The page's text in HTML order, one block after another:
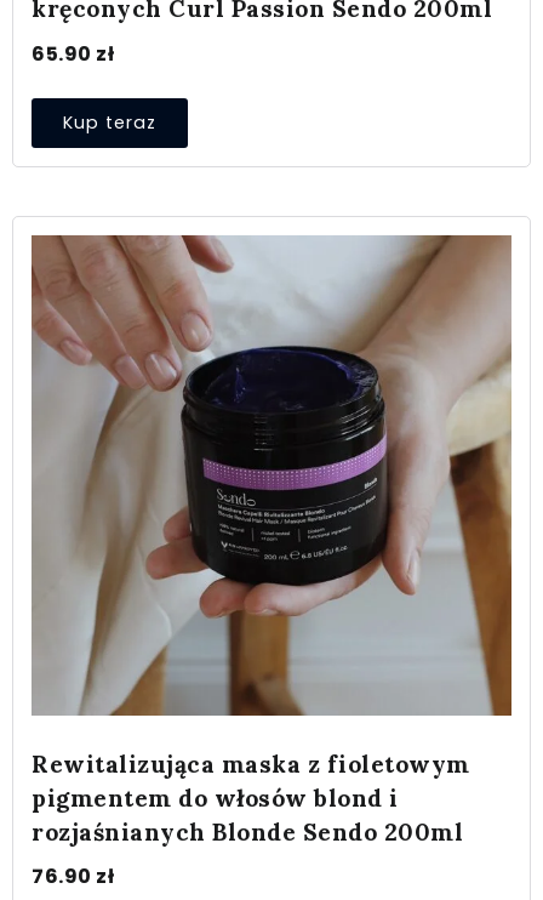
kręconych Curl Passion Sendo 200ml
65.90 zł
Kup teraz
Rewitalizująca maska z fioletowym
pigmentem do włosów blond i
rozjaśnianych Blonde Sendo 200ml
76.90 zł